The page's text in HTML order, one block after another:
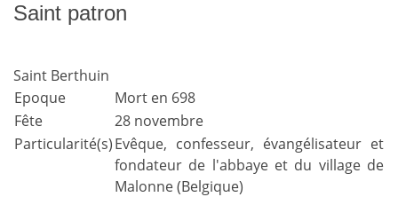
Saint patron
Saint Berthuin
Epoque
Mort en 698
Fête
28 novembre
Particularité(s)Evêque, confesseur, évangélisateur et
fondateur de l'abbaye et du village de
Malonne (Belgique)